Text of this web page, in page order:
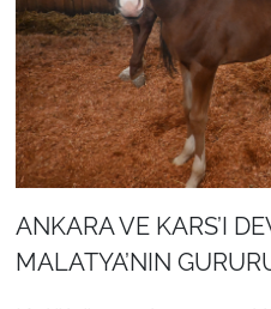
ANKARA VE KARS’I
MALATYA’NIN